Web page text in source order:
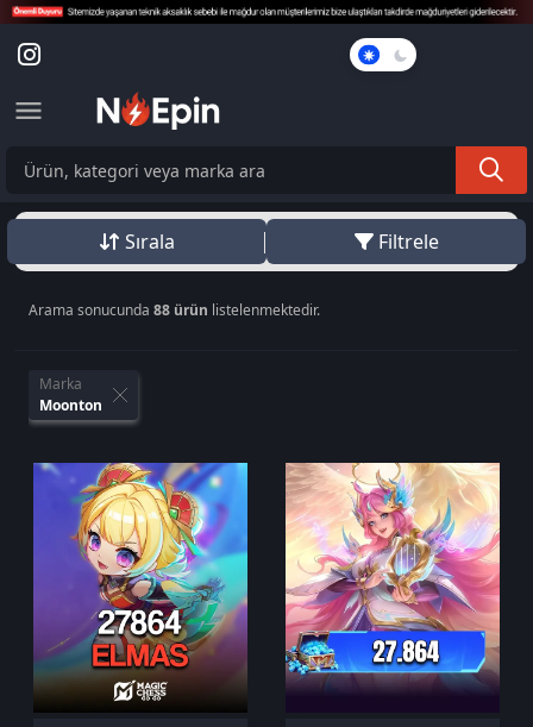
Sırala Filtrele
Arama sonucunda 88 ürün listelenmektedir.
Marka
Moonton